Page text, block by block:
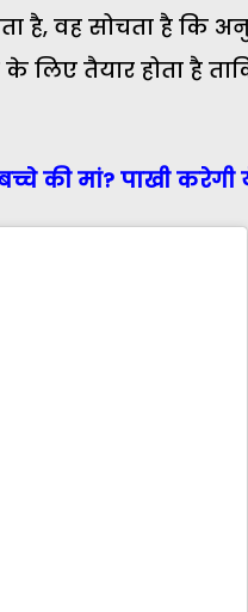
है, वह सोचता है कि
के लिए तैयार होता है
की मां? पाखी